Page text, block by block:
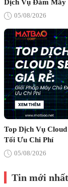
Dịch Vụ Đám Mây
05/08/2026
Top Dịch Vụ
Tối Ưu Chi Phí
05/08/2026
Tin mới nhất